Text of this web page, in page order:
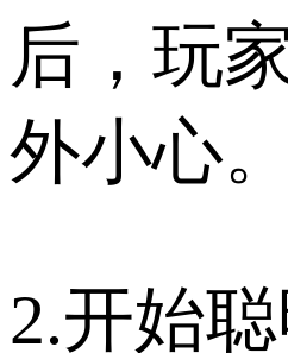
后，玩
外小心。
2.开始